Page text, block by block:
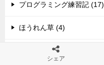
プログラミング練習記 (17)
ほうれん草 (4)
シェア